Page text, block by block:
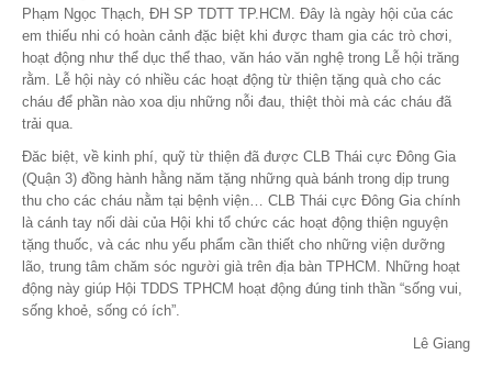
Phạm Ngọc Thạch, ĐH SP TDTT TP.HCM. Đây là ngày hội của các
em thiếu nhi có hoàn cảnh đặc biệt khi được tham gia các trò chơi,
hoạt động như thể dục thể thao, văn háo văn nghệ trong Lễ hội trăng
rằm. Lễ hội này có nhiều các hoạt động từ thiện tặng quà cho các
cháu để phần nào xoa dịu những nỗi đau, thiệt thòi mà các cháu đã
trải qua.
Đăc biệt, về kinh phí, quỹ từ thiện đã được CLB Thái cực Đông Gia
(Quận 3) đồng hành hằng năm tặng những quà bánh trong dịp trung
thu cho các cháu nằm tại bệnh viện… CLB Thái cực Đông Gia chính
là cánh tay nối dài của Hội khi tổ chức các hoạt động thiện nguyện
tặng thuốc, và các nhu yếu phẩm cần thiết cho những viện dưỡng
lão, trung tâm chăm sóc người già trên địa bàn TPHCM. Những hoạt
động này giúp Hội TDDS TPHCM hoạt động đúng tinh thần “sống vui,
sống khoẻ, sống có ích”.
Lê Giang